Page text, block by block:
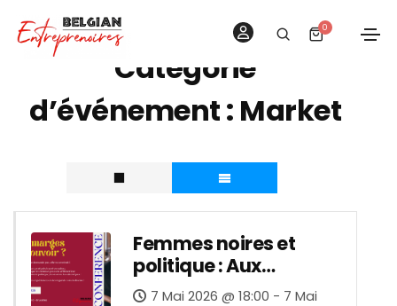
0
Catégorie
d’événement : Market
Femmes noires et
politique : Aux
marges du pouvoir ?
7 Mai 2026 @ 18:00 - 7 Mai